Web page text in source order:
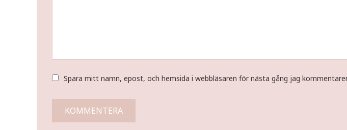
Spara mitt namn, epost, och hemsida i webbläsaren för nästa gång jag